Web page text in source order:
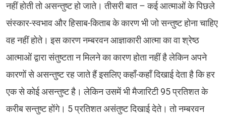
नहीं होती तो असन्तुष्ट हो जाते। तीसरी बात – कई आत्माओं के पिछले
संस्कार-स्वभाव और हिसाब-किताब के कारण भी जो सन्तुष्ट होना चाहिए
वह नहीं होते। इस कारण नम्बरवन आज्ञाकारी आत्मा का वा श्रेष्ठ
आत्माओं द्वारा संतुष्टता न मिलने का कारण होता नहीं है लेकिन अपने
कारणों से असन्तुष्ट रह जाते हैं इसलिए कहाँ-कहाँ दिखाई देता है कि हर
एक से कोई असन्तुष्ट है। लेकिन उसमें भी मैजारिटी 95 प्रतिशत के
करीब सन्तुष्ट होंगे। 5 प्रतिशत असंतुष्ट दिखाई देते। तो नम्बरवन